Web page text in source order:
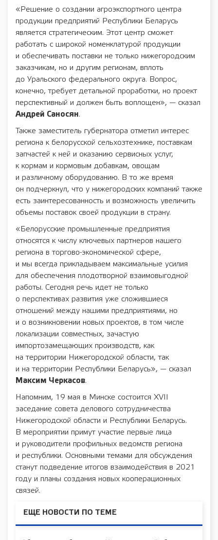
«Решение о создании агроэкспортного центра
продукции предприятий Республики Беларусь
является стратегическим. Этот центр сможет
работать с широкой номенклатурой продукции
и обеспечивать поставки не только нижегородским
заказчикам, но и другим регионам, вплоть
до Уральского федерального округа. Вопрос,
конечно, требует детальной проработки, но проект
перспективный и должен быть воплощен», — сказал
Андрей Саносян.
Также заместитель губернатора отметил интерес
региона к белорусской сельхозтехнике, поставкам
запчастей к ней и оказанию сервисных услуг,
к кормам и кормовым добавкам, овощам
и различному оборудованию. В то же время
он подчеркнул, что у нижегородских компаний также
есть заинтересованность и возможность увеличить
объемы поставок своей продукции в страну.
«Белорусские промышленные предприятия
относятся к числу ключевых партнеров нашего
региона в торгово-экономической сфере,
и мы всегда прикладываем максимальные усилия
для обеспечения плодотворной взаимовыгодной
работы. Сегодня речь идет не только
о перспективах развития уже сложившиеся
отношений между нашими предприятиями, но
и о возникновении новых проектов, в том числе
локализации совместных, зачастую
импортозамещающих производств, как
на территории Нижегородской области, так
и на территории Республики Беларусь», — сказал
Максим Черкасов.
Напомним, 19 мая в Минске состоится XVII
заседание совета делового сотрудничества
Нижегородской области и Республики Беларусь.
В мероприятии примут участие первые лица
и руководители профильных ведомств региона
и республики. Основными темами для обсуждения
станут подведение итогов взаимодействия в 2021
году и планы создания новых кооперационных
связей.
ЕЩЕ НОВОСТИ ПО ТЕМЕ